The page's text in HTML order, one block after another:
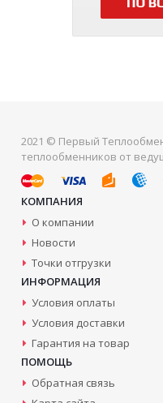
2021 © Первый
теплообменников от
КОМПАНИЯ
О компании
Новости
Точки отгрузки
ИНФОРМАЦИЯ
Условия оплаты
Условия доставки
Гарантия на товар
ПОМОЩЬ
Обратная связь